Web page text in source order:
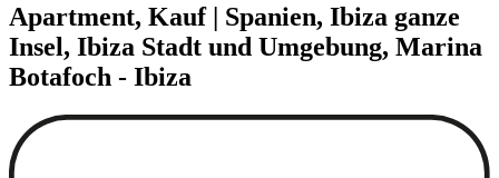
Apartment, Kauf | Spanien, Ibiza ganze
Insel, Ibiza Stadt und Umgebung, Marina
Botafoch - Ibiza